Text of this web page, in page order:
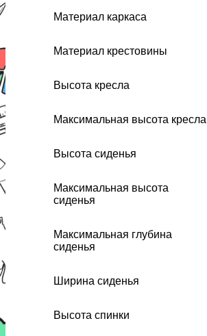
Материал каркаса
Материал крестовины
Высота кресла
Максимальная высота кресла
Высота сиденья
Максимальная высота
сиденья
Максимальная глубина
сиденья
Ширина сиденья
Высота спинки